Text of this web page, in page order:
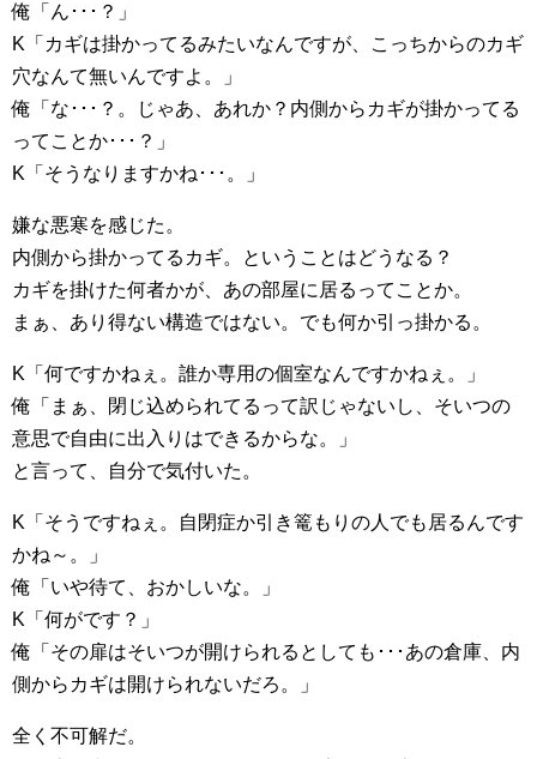
俺「ん･･･？」
K「カギは掛かってるみたいなんですが、こっちからのカギ
穴なんて無いんですよ。」
俺「な･･･？。じゃあ、あれか？内側からカギが掛かってる
ってことか･･･？」
K「そうなりますかね･･･。」
嫌な悪寒を感じた。
内側から掛かってるカギ。ということはどうなる？
カギを掛けた何者かが、あの部屋に居るってことか。
まぁ、あり得ない構造ではない。でも何か引っ掛かる。
K「何ですかねぇ。誰か専用の個室なんですかねぇ。」
俺「まぁ、閉じ込められてるって訳じゃないし、そいつの
意思で自由に出入りはできるからな。」
と言って、自分で気付いた。
K「そうですねぇ。自閉症か引き篭もりの人でも居るんです
かね～。」
俺「いや待て、おかしいな。」
K「何がです？」
俺「その扉はそいつが開けられるとしても･･･あの倉庫、内
側からカギは開けられないだろ。」
全く不可解だ。